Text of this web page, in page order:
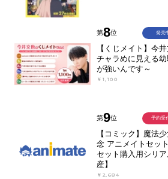
第8位
【くじメイト】今
チャラめに見える
が強いんです～
￥1,100
発売
第9位
【コミック】魔法
念 アニメイトセッ
セット購入用シリ
産】
￥2,684
予約受